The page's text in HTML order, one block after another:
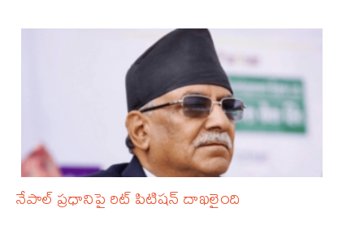
నేపాల్ ప్రధానిపై రిట్ పిటిషన్ దాఖలైంది